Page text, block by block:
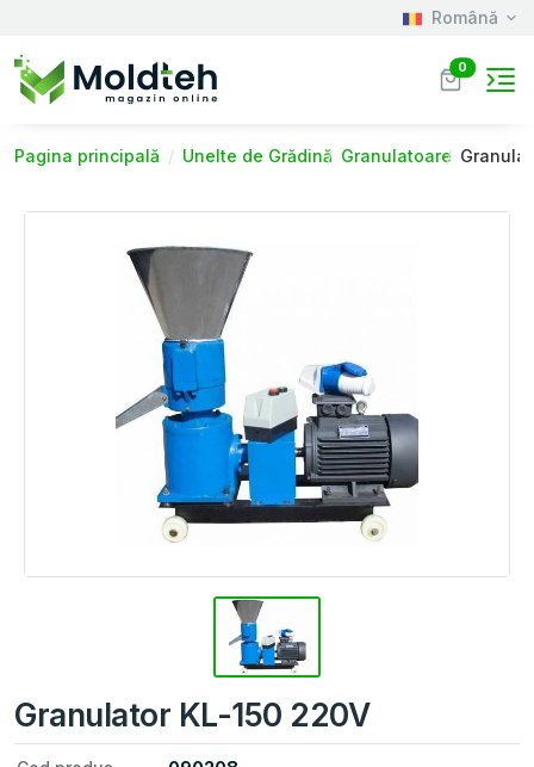
Română
0
Pagina principală Unelte de Grădină Granulatoare
Granulator KL-150 220V